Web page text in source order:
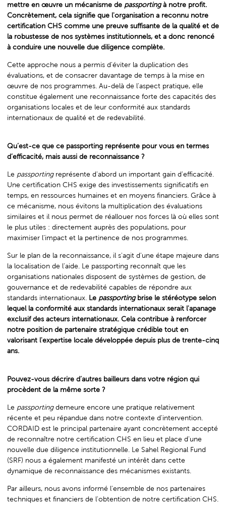
mettre en œuvre un mécanisme de passporting à notre profit.
Concrètement, cela signifie que l'organisation a reconnu notre
certification CHS comme une preuve suffisante de la qualité et de
la robustesse de nos systèmes institutionnels, et a donc renoncé
à conduire une nouvelle due diligence complète.
Cette approche nous a permis d'éviter la duplication des
évaluations, et de consacrer davantage de temps à la mise en
œuvre de nos programmes. Au-delà de l'aspect pratique, elle
constitue également une reconnaissance forte des capacités des
organisations locales et de leur conformité aux standards
internationaux de qualité et de redevabilité.
Qu’est-ce que ce passporting représente pour vous en termes
d’efficacité, mais aussi de reconnaissance ?
Le passportingreprésente d'abord un important gain d'efficacité.
Une certification CHS exige des investissements significatifs en
temps, en ressources humaines et en moyens financiers. Grâce à
ce mécanisme, nous évitons la multiplication des évaluations
similaires et il nous permet de réallouer nos forces là où elles sont
le plus utiles : directement auprès des populations, pour
maximiser l’impact et la pertinence de nos programmes.
Sur le plan de la reconnaissance, il s'agit d'une étape majeure dans
la localisation de l'aide. Le passporting reconnaît que les
organisations nationales disposent de systèmes de gestion, de
gouvernance et de redevabilité capables de répondre aux
standards internationaux. Le passporting brise le stéréotype selon
lequel la conformité aux standards internationaux serait l'apanage
exclusif des acteurs internationaux. Cela contribue à renforcer
notre position de partenaire stratégique crédible tout en
valorisant l'expertise locale développée depuis plus de trente-cinq
ans.
Pouvez-vous décrire d’autres bailleurs dans votre région qui
procèdent de la même sorte ?
Le passportingdemeure encore une pratique relativement
récente et peu répandue dans notre contexte d'intervention.
CORDAID est le principal partenaire ayant concrètement accepté
de reconnaître notre certification CHS en lieu et place d'une
nouvelle due diligence institutionnelle. Le Sahel Regional Fund
(SRF) nous a également manifesté un intérêt dans cette
dynamique de reconnaissance des mécanismes existants.
Par ailleurs, nous avons informé l'ensemble de nos partenaires
techniques et financiers de l'obtention de notre certification CHS.